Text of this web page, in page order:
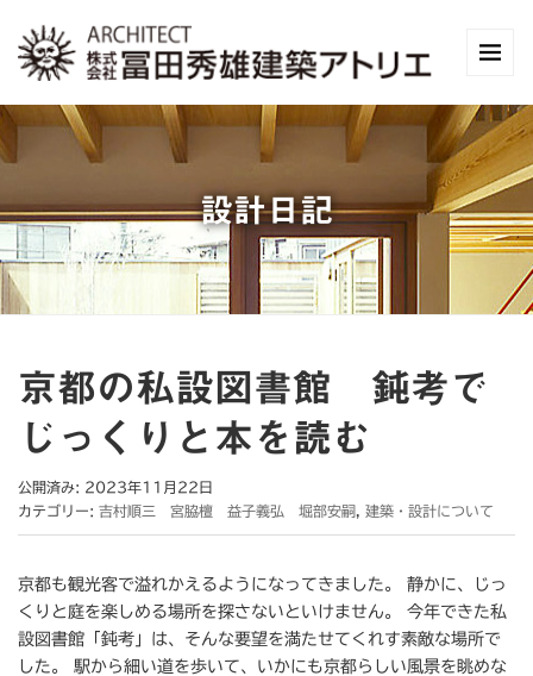
設計日記
京都の私設図書館 鈍考で
じっくりと本を読む
公開済み: 2023年11月22日
カテゴリー: 吉村順三 宮脇檀 益子義弘 堀部安嗣 建築・設計について
京都も観光客で溢れかえるようになってきました。 静かに、じっ
くりと庭を楽しめる場所を探さないといけません。 今年できた私
設図書館「鈍考」は、そんな要望を満たせてくれす素敵な場所で
した。 駅から細い道を歩いて、いかにも京都らしい風景を眺めな